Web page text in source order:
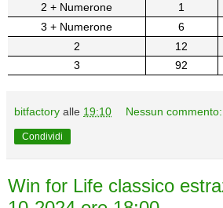
2 + Numerone
1
3 + Numerone
6
2
12
3
92
bitfactory alle 19:10 Nessun commento:
Condividi
Win for Life classico